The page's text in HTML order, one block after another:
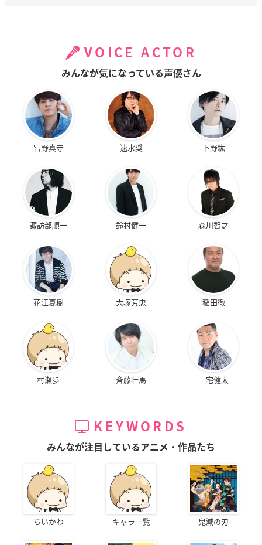
VOICE ACTOR
みんなが気になっている声優さん
宮野真守 速水奨 下野紘
諏訪部順一 鈴村健一 森川智之
花江夏樹 大塚芳忠 稲田徹
村瀬歩 斉藤壮馬 三宅健太
KEYWORDS
みんなが注目しているアニメ・作品たち
ちいかわ キャラ一覧 鬼滅の刃